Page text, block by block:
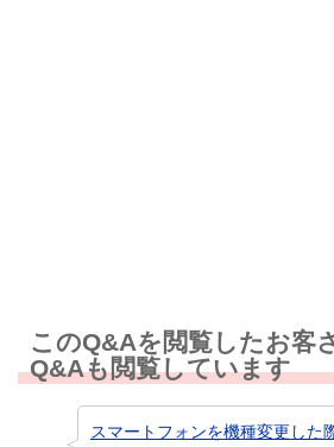
このQ&Aを閲覧したお客
Q&Aも閲覧しています
スマートフォンを機種変更した